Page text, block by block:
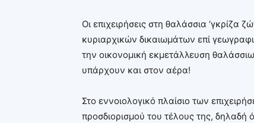
Οι επιχειρήσεις στη θαλάσσια ‘γκρίζα
κυριαρχικών δικαιωμάτων επί
την οικονομική εκμετάλλευση
υπάρχουν και στον αέρα!
Στο εννοιολογικό πλαίσιο των
προσδιορισμού του τέλους της, δηλαδή